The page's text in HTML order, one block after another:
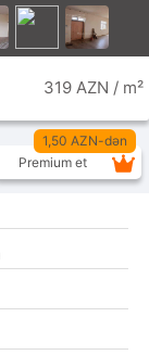
319 AZN / m²
1,50 AZN-dən
Premium et